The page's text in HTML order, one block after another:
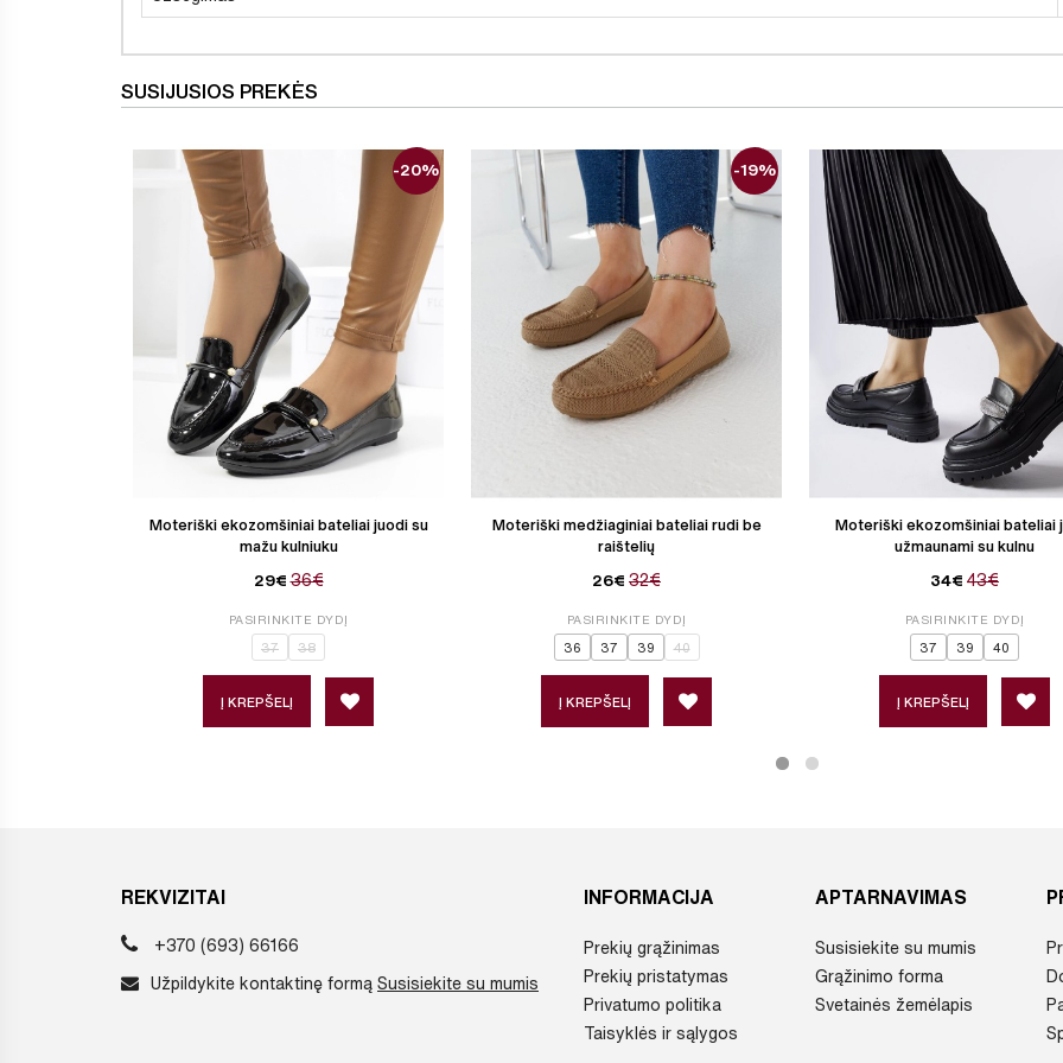
SUSIJUSIOS PREKĖS
Moteriški ekozomšiniai bateliai juodi su
mažu kulniuku
29€ 36€
-20%
PASIRINKITE DYDĮ
37 38
Į KREPŠELĮ
Moteriški medžiaginiai bateliai rudi be
raištelių
26€ 32€
-19%
PASIRINKITE DYDĮ
36 37 39 40
Į KREPŠELĮ
Moteriški ekozomšiniai bateliai
užmaunami su kulnu
34€ 43€
PASIRINKITE DYDĮ
37 39 40
Į KREPŠELĮ
REKVIZITAI
+370 (693) 66166
Užpildykite kontaktinę formą Susisiekite su mumis
INFORMACIJA
Prekių grąžinimas
Prekių pristatymas
Privatumo politika
Taisyklės ir sąlygos
APTARNAVIMAS
Susisiekite su mumis
Grąžinimo forma
Svetainės žemėlapis